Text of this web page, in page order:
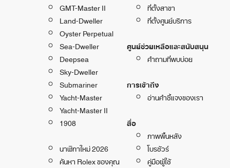
GMT-Master II
Land-Dweller
Oyster Perpetual
Sea-Dweller
Deepsea
Sky-Dweller
Submariner
Yacht-Master
Yacht-Master II
1908
นาฬิกาใหม่ 2026
ค้นหา Rolex ของคุณ
ที่ตั้งสาขา
ที่ตั้งศูนย์บริการ
ศูนย์ช่วยเหลือและสนับสนุน
คำถามที่พบบ่อย
การเข้าถึง
อ่านคำชี้แจงของเรา
สื่อ
ภาพพื้นหลัง
โบรชัวร์
คู่มือผู้ใช้